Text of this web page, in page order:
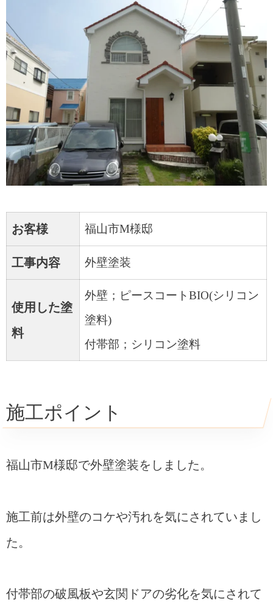
お客様 福山市M様邸
工事内容 外壁塗装
使用した塗
料
外壁；ピースコートBIO(シリコン
塗料)
付帯部；シリコン塗料
施工ポイント
福山市M様邸で外壁塗装をしました。
施工前は外壁のコケや汚れを気にされていまし
た。
付帯部の破風板や玄関ドアの劣化を気にされて